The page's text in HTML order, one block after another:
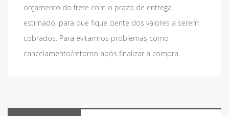
orçamento do frete com o prazo de entrega
estimado, para que fique ciente dos valores a serem
cobrados. Para evitarmos problemas como
cancelamento/retorno após finalizar a compra.